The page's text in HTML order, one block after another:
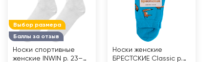
Выбор размера
Баллы за отзыв
Носки спортивные
женские INWIN р. 23–
Носки женские
БРЕСТСКИЕ Classic р.